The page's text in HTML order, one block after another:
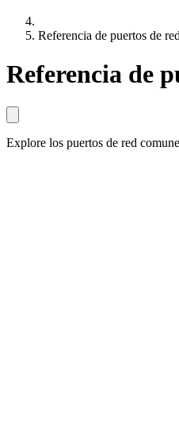
Referencia de puertos de red
Referencia de
Explore los puertos de red